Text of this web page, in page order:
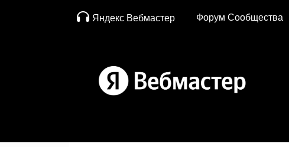
Яндекс Вебмастер Форум Сообщества